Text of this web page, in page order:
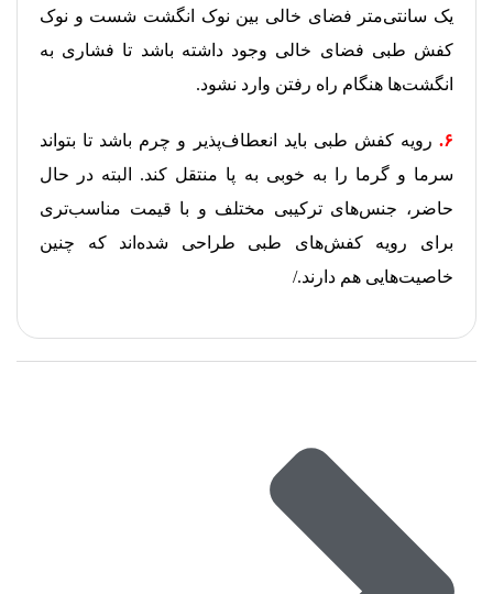
یک سانتی‌متر فضای خالی بین نوک انگشت شست و نوک
کفش طبی فضای خالی وجود داشته باشد تا فشاری به
انگشت‌ها هنگام راه رفتن وارد نشود.
۶.
رویه کفش طبی باید انعطاف‌پذیر و چرم باشد تا بتواند
سرما و گرما را به خوبی به پا منتقل کند. البته در حال
حاضر، جنس‌های ترکیبی مختلف و با قیمت مناسب‌تری
برای رویه کفش‌های طبی طراحی شده‌اند که چنین
خاصیت‌هایی هم دارند./